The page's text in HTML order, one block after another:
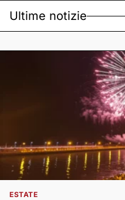
Ultime notizie
ESTATE